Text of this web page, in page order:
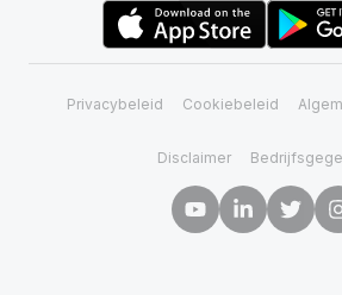
Privacybeleid Cookiebeleid
Disclaimer